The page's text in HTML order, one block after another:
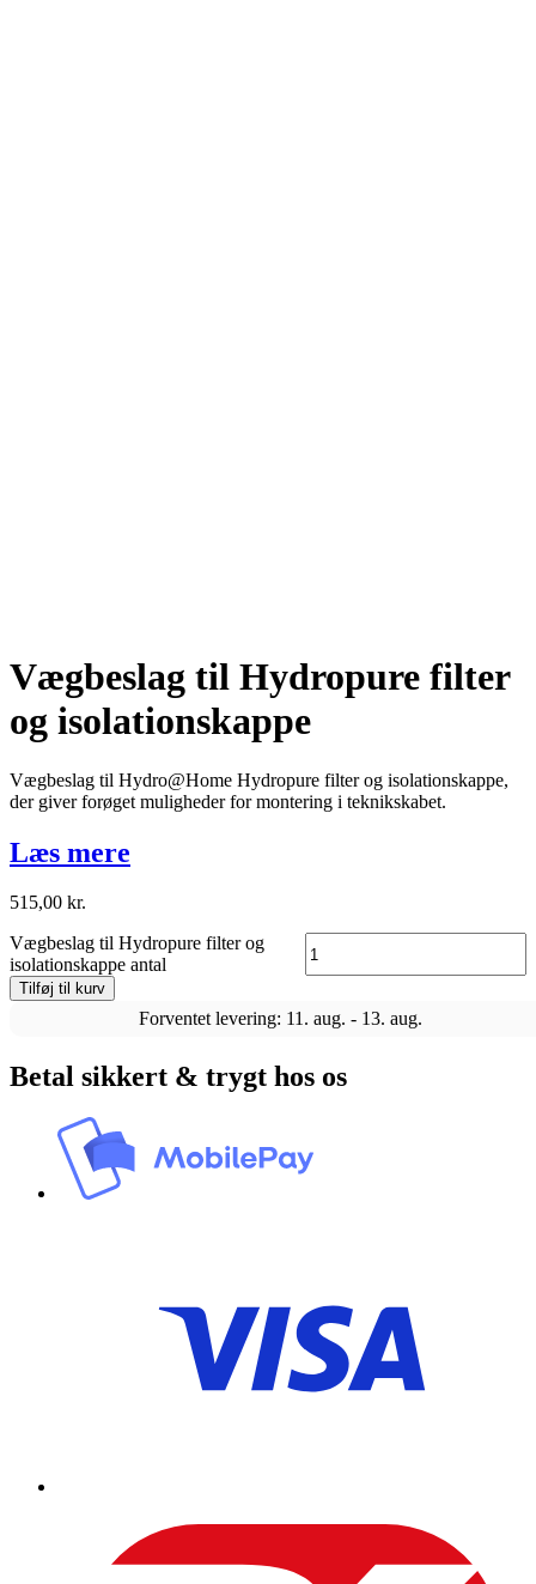
Vægbeslag til Hydropure filter
og isolationskappe
Vægbeslag til Hydro@Home Hydropure filter og isolationskappe,
der giver forøget muligheder for montering i teknikskabet.
Læs mere
515,00 kr.
Vægbeslag til Hydropure filter og
isolationskappe antal
Tilføj til kurv
Forventet levering: 11. aug. - 13. aug.
Betal sikkert & trygt hos os